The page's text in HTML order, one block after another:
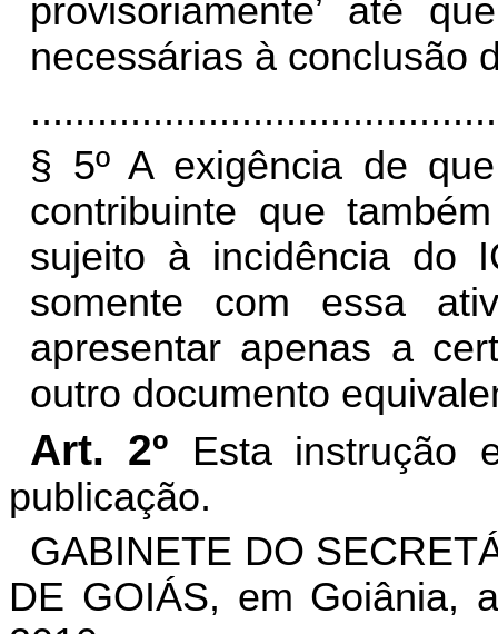
provisoriamente’ até
necessárias à conclusão
§ 5º A exigência de
contribuinte que
sujeito à incidência do
somente com essa
apresentar apenas a
outro documento
Art. 2º
Esta instrução
publicação.
GABINETE DO
DE GOIÁS, em Goiânia,